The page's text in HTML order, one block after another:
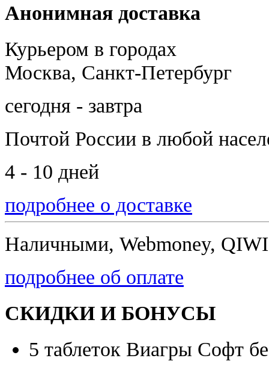
Анонимная доставка
Курьером в городах
Москва, Санкт-Петербург
сегодня - завтра
Почтой России в любой
4 - 10 дней
подробнее о доставке
Наличными, Webmoney,
подробнее об оплате
СКИДКИ И БОНУСЫ
5 таблеток Виагры Софт